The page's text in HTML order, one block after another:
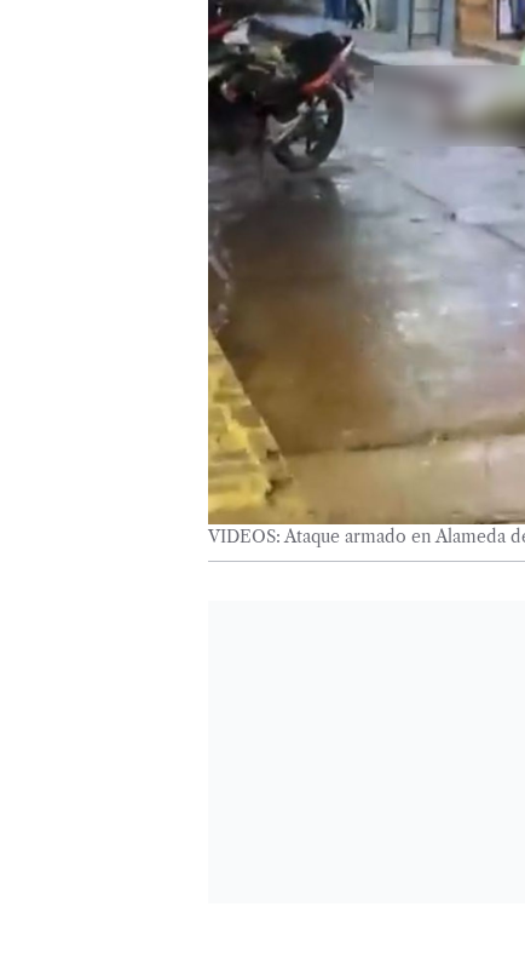
VIDEOS: Ataque armado en Alameda